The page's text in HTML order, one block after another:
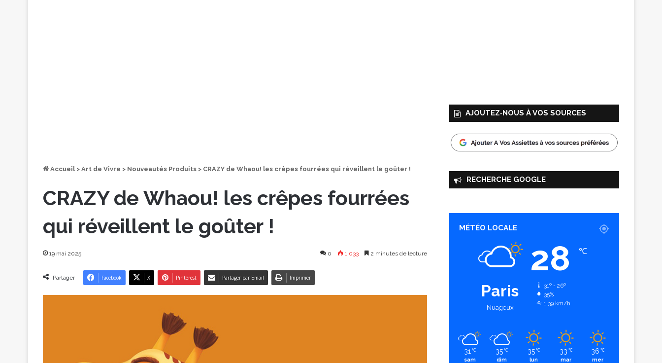
Accueil > Art de Vivre > Nouveautés Produits > CRAZY de Whaou! les crêpes fourrées qui réveillent le goûter !
CRAZY de Whaou! les crêpes fourrées
qui réveillent le goûter !
19 mai 2025 0 1 033 2 minutes de lecture
Partager Facebook X Pinterest Partager par Email Imprimer
AJOUTEZ‑NOUS À VOS SOURCES
RECHERCHE GOOGLE
MÉTÉO LOCALE
Paris
Nuageux
28 ℃
31º - 26º
35%
1.39 km/h
31 ℃
sam
35 ℃
dim
35 ℃
lun
33 ℃
mar
36 ℃
mer